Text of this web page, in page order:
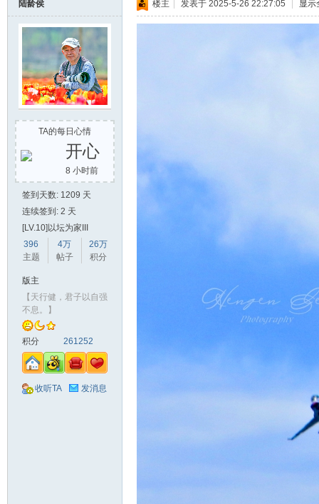
陆龄侯
TA的每日心情
开心
8 小时前
签到天数: 1209 天
连续签到: 2 天
[LV.10]以坛为家III
396
主题
4万
帖子
26万
积分
版主
【天行健，君子以自强
不息。】
积分 261252
收听TA 发消息
楼主 发表于 2025-5-26 22:27:05 显示